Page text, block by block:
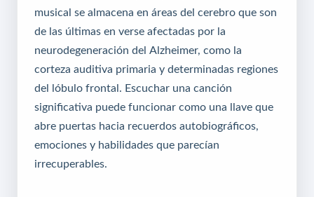
musical se almacena en áreas del cerebro que son
de las últimas en verse afectadas por la
neurodegeneración del Alzheimer, como la
corteza auditiva primaria y determinadas regiones
del lóbulo frontal. Escuchar una canción
significativa puede funcionar como una llave que
abre puertas hacia recuerdos autobiográficos,
emociones y habilidades que parecían
irrecuperables.